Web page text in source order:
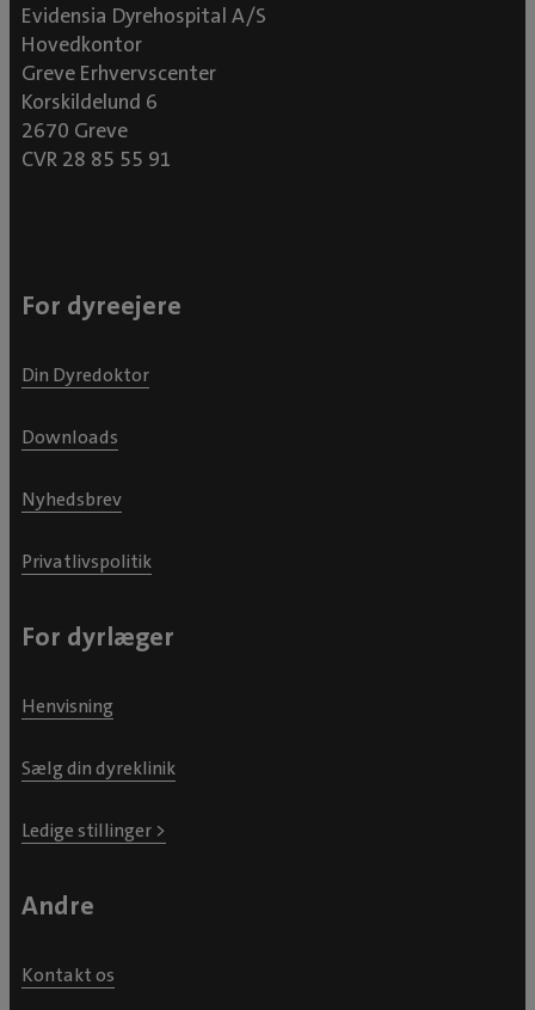
Evidensia Dyrehospital A/S
Hovedkontor
Greve Erhvervscenter
Korskildelund 6
2670 Greve
CVR 28 85 55 91
For dyreejere
Din Dyredoktor
Downloads
Nyhedsbrev
Privatlivspolitik
For dyrlæger
Henvisning
Sælg din dyreklinik
Ledige stillinger >
Andre
Kontakt os